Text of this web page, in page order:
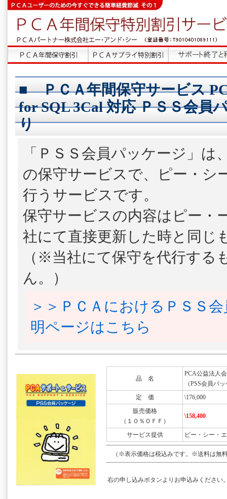
■ ＰＣＡ年間保守サービス
for SQL 3Cal 対応 ＰＳＳ会員
り
「ＰＳＳ会員パッケージ」は
の保守サービスで、ピー・シ
行うサービスです。
保守サービスの内容はピー・
社にて直接更新した時と同じ
（※当社にて保守を代行する
ん。）
＞＞ＰＣＡにおけるＰＳＳ
明ページはこちら
品 名
PCA公益法人
（PSS会員パ
定 価
\176,000
販売価格
（１０％ＯＦＦ）
\158,400
サービス提供 ピー・シー・
（※表示価格は税込みです。※送料は無
右の申し込みボタンよりお申込みください